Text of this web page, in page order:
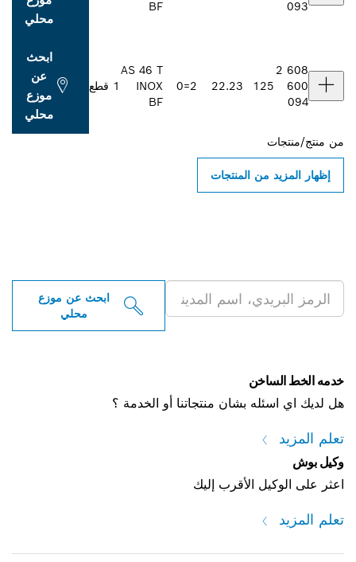
093
BF
محلي
2 608
600
094
125
22.23
2=0
AS 46 T
INOX
BF
1 قطع
ابحث
عن
موزع
محلي
من منتج/منتجات
إظهار المزيد من المنتجات
ابحث عن موزع
محلي
خدمه الخط الساخن
هل لديك اي اسئله بشان منتجاتنا أو الخدمة ؟
تعلم المزيد
وكيل بوش
اعثر على الوكيل الأقرب إليك
تعلم المزيد